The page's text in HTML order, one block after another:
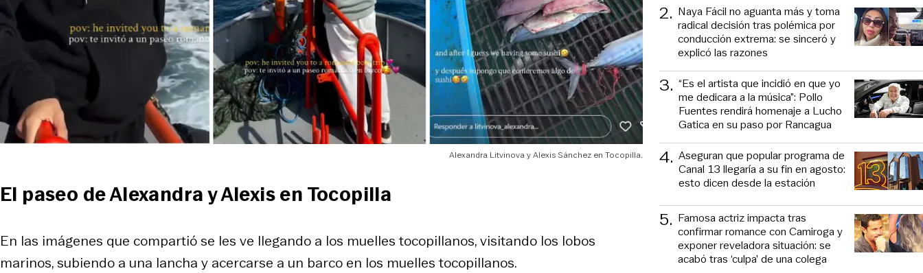
Alexandra Litvinova y Alexis Sánchez en Tocopilla.
El paseo de Alexandra y Alexis en Tocopilla
En las imágenes que compartió se les ve llegando a los muelles tocopillanos, visitando los lobos
marinos, subiendo a una lancha y acercarse a un barco en los muelles tocopillanos.
2. Naya Fácil no aguanta más y toma
radical decisión tras polémica por
conducción extrema: se sinceró y
explicó las razones
3. “Es el artista que incidió en que yo
me dedicara a la música”: Pollo
Fuentes rendirá homenaje a Lucho
Gatica en su paso por Rancagua
4. Aseguran que popular programa de
Canal 13 llegaría a su fin en agosto:
esto dicen desde la estación
5. Famosa actriz impacta tras
confirmar romance con Camiroga y
exponer reveladora situación: se
acabó tras ‘culpa’ de una colega